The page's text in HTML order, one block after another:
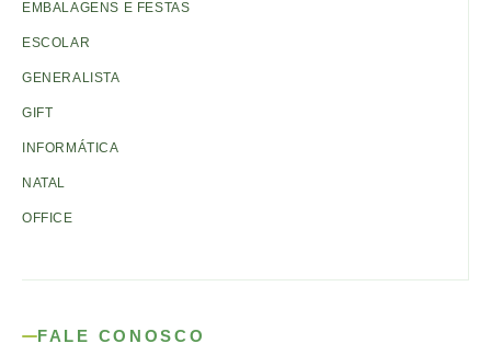
EMBALAGENS E FESTAS
ESCOLAR
GENERALISTA
GIFT
INFORMÁTICA
NATAL
OFFICE
FALE CONOSCO